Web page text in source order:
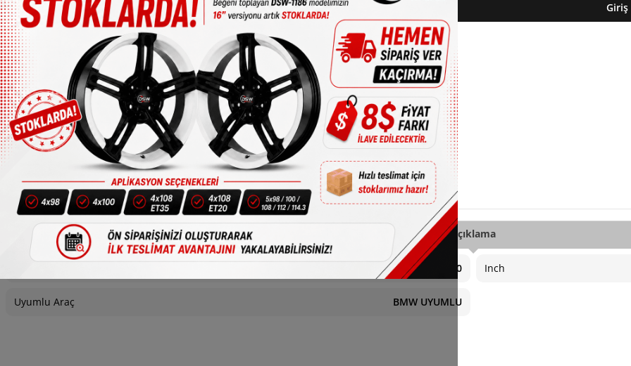
Giriş
Açıklama
5X120 Inch
Uyumlu Araç BMW UYUMLU